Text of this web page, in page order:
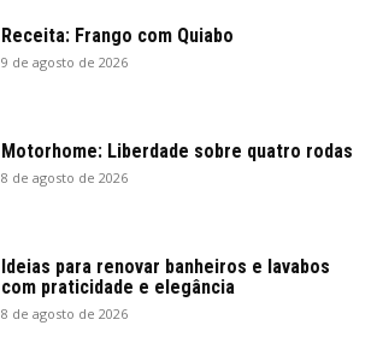
Receita: Frango com Quiabo
9 de agosto de 2026
Motorhome: Liberdade sobre quatro rodas
8 de agosto de 2026
Ideias para renovar banheiros e lavabos
com praticidade e elegância
8 de agosto de 2026